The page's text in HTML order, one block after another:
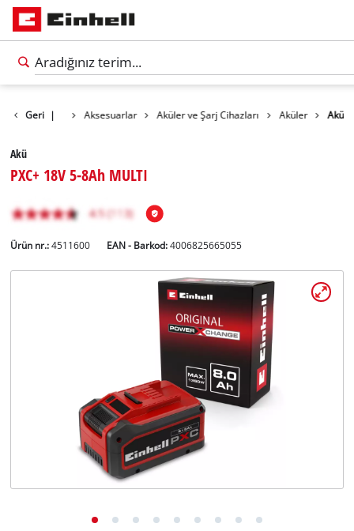
Geri | Aksesuarlar Aküler ve Şarj Cihazları Aküler Akü
Akü
PXC+ 18V 5-8Ah MULTI
Ürün nr.: 4511600 EAN - Barkod:4006825665055